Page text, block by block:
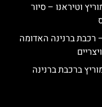
וטיראנו – סיור
רכבת ברנינה האדומה
ברכבת ברנינה